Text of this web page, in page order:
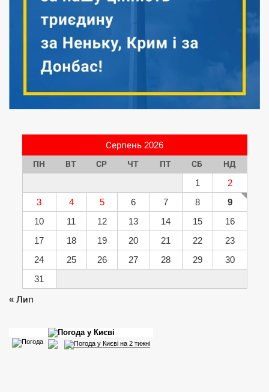
Серпень 2026
ПН ВТ СР ЧТ ПТ СБ НД
1
2
3
4 5 6 7 8
9
10
11 12 13 14 15
16
17
18 19 20 21 22
23
24
25 26 27 28 29
30
31
« Лип